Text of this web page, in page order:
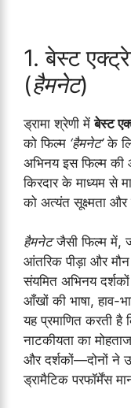
1. बेस्ट
(हैमनेट)
ड्रामा श्रेणी मेंबेस्ट
को फिल्म ‘हैमनेट’के
अभिनय इस फिल्म की
किरदार के माध्यम से
को अत्यंत सूक्ष्मता
हैमनेटजैसी फिल्म में,
आंतरिक पीड़ा और
संयमित अभिनय
आँखों की भाषा, हाव-
यह प्रमाणित करती
नाटकीयता का
और दर्शकों—दोनों ने
ड्रामैटिक परफॉर्मेंस